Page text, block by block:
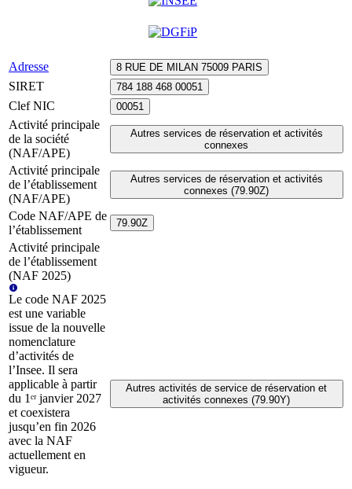
Adresse 8 RUE DE MILAN 75009 PARIS
SIRET 784 188 468 00051
Clef NIC 00051
Activité principale
de la société
(NAF/APE)
Autres services de réservation et activités
connexes
Activité principale
de l’établissement
(NAF/APE)
Autres services de réservation et activités
connexes (79.90Z)
Code NAF/APE de
l’établissement
79.90Z
Activité principale
de l’établissement
(NAF 2025)
Le code NAF 2025
est une variable
issue de la nouvelle
nomenclature
d’activités de
l’Insee. Il sera
applicable à partir
du 1ᵉʳ janvier 2027
et coexistera
jusqu’en fin 2026
avec la NAF
actuellement en
vigueur.
Autres activités de service de réservation et
activités connexes (79.90Y)